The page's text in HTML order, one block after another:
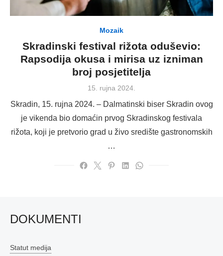
Mozaik
Skradinski festival rižota oduševio:
Rapsodija okusa i mirisa uz izniman
broj posjetitelja
Posted
15. rujna 2024.
Skradin, 15. rujna 2024. – Dalmatinski biser Skradin ovog
je vikenda bio domaćin prvog Skradinskog festivala
rižota, koji je pretvorio grad u živo središte gastronomskih
…
DOKUMENTI
Statut medija